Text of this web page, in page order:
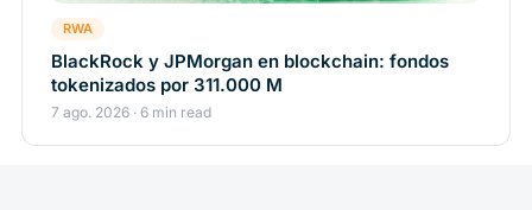
RWA
BlackRock y JPMorgan en blockchain: fondos
tokenizados por 311.000 M
7 ago. 2026 · 6 min read